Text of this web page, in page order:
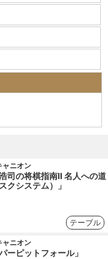
ャニオン
浩司の将棋指南Ⅱ 名人への道
クシステム）」
テーブル
ャニオン
ーピットフォール」